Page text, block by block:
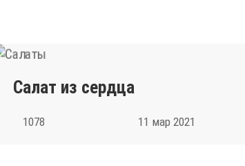
Салат из сердца
1078 11 мар 2021